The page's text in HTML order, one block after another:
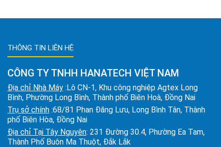
THÔNG TIN LIÊN HỆ
CÔNG TY TNHH HANATECH VIỆT NAM
Địa chỉ Nhà Máy :Lô CN-1, Khu công nghiệp Agtex Long
Bình, Phường Long Bình, Thành phố Biên Hoà, Đồng Nai
Trụ sở chính :68/81 Phan Đăng Lưu, Long Bình Tân, Thành
phố Biên Hòa, Đồng Nai
Địa chỉ Tại Tây Nguyên: 231 Đường 30.4, Phường Ea Tam,
Thành Phố Buôn Ma Thuột, Đắk Lắk